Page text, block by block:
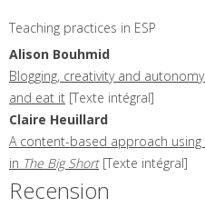
Teaching practices in ESP
Alison Bouhmid
Blogging, creativity and
and eat it [Texte intégral]
Claire Heuillard
A content-based approach
in The Big Short [Texte intégral]
Recension